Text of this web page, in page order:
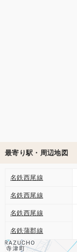
最寄り駅・周辺地図
名鉄西尾線
名鉄西尾線
名鉄西尾線
名鉄蒲郡線